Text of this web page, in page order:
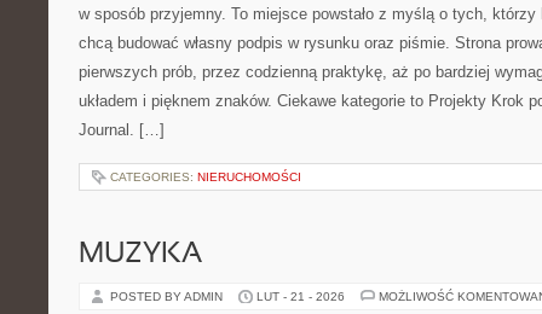
w sposób przyjemny. To miejsce powstało z myślą o tych,
chcą budować własny podpis w rysunku oraz piśmie. Strona
pierwszych prób, przez codzienną praktykę, aż po bardziej
układem i pięknem znaków. Ciekawe kategorie to Projekty Krok
Journal. […]
CATEGORIES: NIERUCHOMOŚCI
MUZYKA
POSTED BY ADMIN LUT - 21 - 2026 MOŻLIWOŚĆ